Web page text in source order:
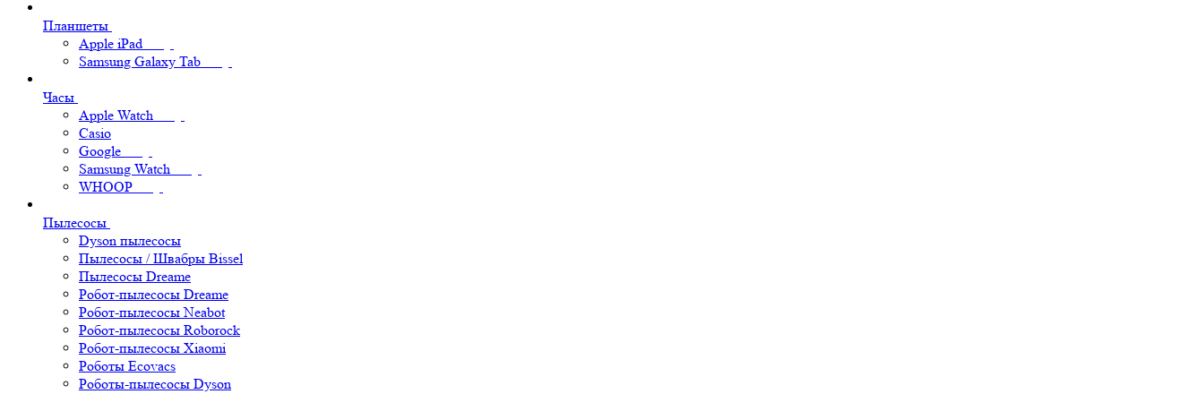
Планшеты
Apple iPad
Samsung Galaxy Tab
Часы
Apple Watch
Casio
Google
Samsung Watch
WHOOP
Пылесосы
Dyson пылесосы
Пылесосы / Швабры Bissel
Пылесосы Dreame
Робот-пылесосы Dreame
Робот-пылесосы Neabot
Робот-пылесосы Roborock
Робот-пылесосы Xiaomi
Роботы Ecovacs
Роботы-пылесосы Dyson